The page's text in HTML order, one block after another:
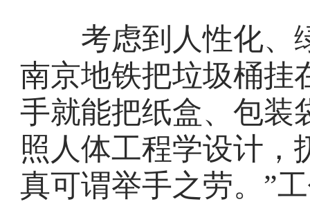
考虑到人性化、
南京地铁把垃圾桶挂
手就能把纸盒、包装
照人体工程学设计，
真可谓举手之劳。”